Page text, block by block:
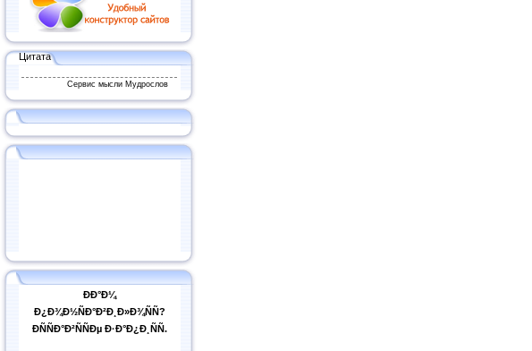
Цитата
Сервис мысли Мудрослов
ÐÐ°Ð¼
Ð¿Ð¾Ð½ÑÐ°Ð²Ð¸Ð»Ð¾ÑÑ?
ÐÑÑÐ°Ð²ÑÑÐµ Ð·Ð°Ð¿Ð¸ÑÑ.